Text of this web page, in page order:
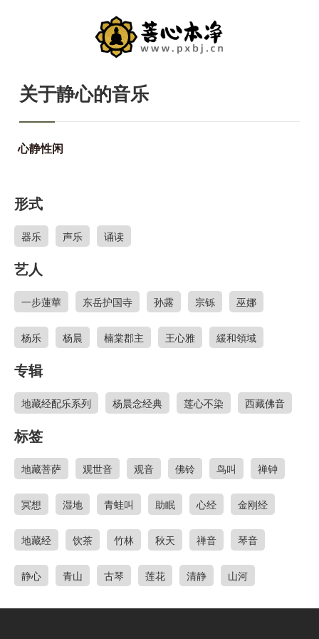
关于静心的音乐
心静性闲
形式
器乐 声乐 诵读
艺人
一步蓮華 东岳护国寺 孙露 宗铄 巫娜
杨乐 杨晨 楠棠郡主 王心雅 緩和領域
专辑
地藏经配乐系列 杨晨念经典 莲心不染 西藏佛音
标签
地藏菩萨 观世音 观音 佛铃 鸟叫 禅钟
冥想 湿地 青蛙叫 助眠 心经 金刚经
地藏经 饮茶 竹林 秋天 禅音 琴音
静心 青山 古琴 莲花 清静 山河